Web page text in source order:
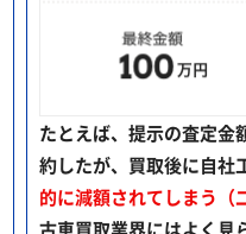
たとえば、提示の査定金
約したが、買取後に自社
的に減額されてしまう（
古車買取業界にはよく見